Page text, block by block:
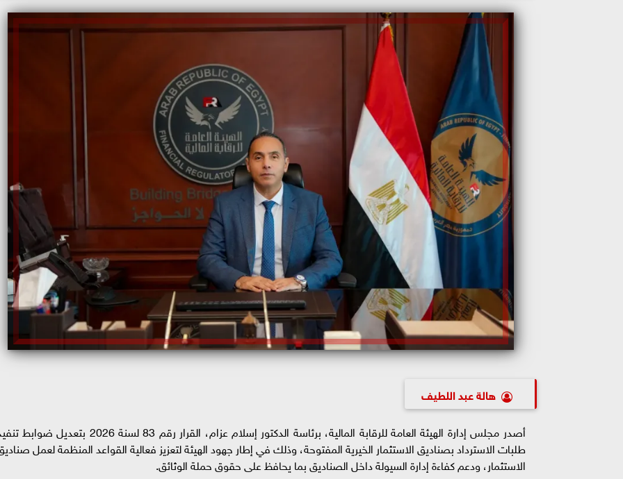
هالة عبد اللطيف
أصدر مجلس إدارة الهيئة العامة للرقابة المالية، برئاسة الدكتور إسلام عزام، القرار رقم 83 لسنة 2026 بتعديل
طلبات الاسترداد بصناديق الاستثمار الخيرية المفتوحة، وذلك في إطار جهود الهيئة لتعزيز فعالية القواعد المنظمة لعمل
الاستثمار، ودعم كفاءة إدارة السيولة داخل الصناديق بما يحافظ على حقوق حملة الوثائق.